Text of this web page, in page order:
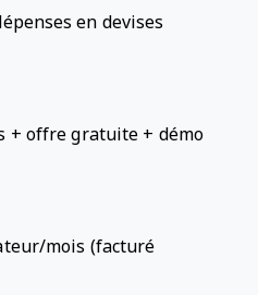
en devises
+ offre gratuite + démo
mois (facturé